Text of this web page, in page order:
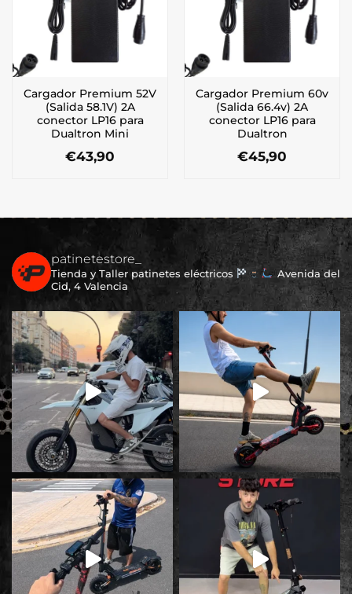
Cargador Premium 52V
(Salida 58.1V) 2A
conector LP16 para
Dualtron Mini
€43,90
Cargador Premium 60v
(Salida 66.4v) 2A
conector LP16 para
Dualtron
€45,90
patinetestore_
Tienda y Taller patinetes eléctricos
Avenida del
Cid, 4 Valencia